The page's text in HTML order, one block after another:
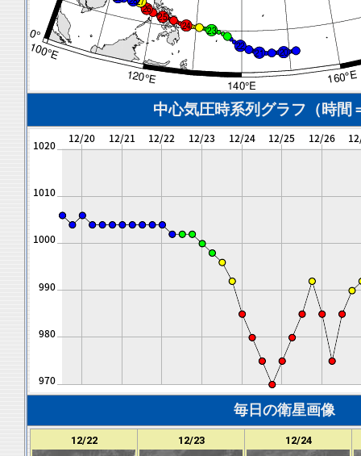
中心気圧時系列グラフ（時間
毎日の衛星画像
12/22 12/23 12/24